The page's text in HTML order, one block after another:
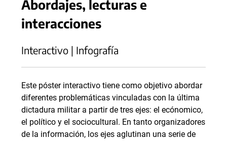
Abordajes, lecturas e
interacciones
Interactivo | Infografía
Este póster interactivo tiene como objetivo abordar
diferentes problemáticas vinculadas con la última
dictadura militar a partir de tres ejes: el ecónomico,
el político y el sociocultural. En tanto organizadores
de la información, los ejes aglutinan una serie de